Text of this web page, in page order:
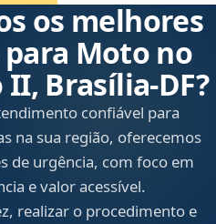
os melhores
Moto no
Brasília‑DF?
confiável para
na sua região, oferecemos
de urgência, com foco em
e valor acessível.
realizar o procedimento e